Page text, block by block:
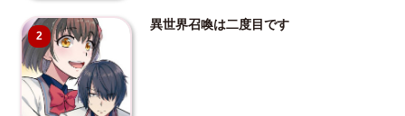
2
異世界召喚は二度目です